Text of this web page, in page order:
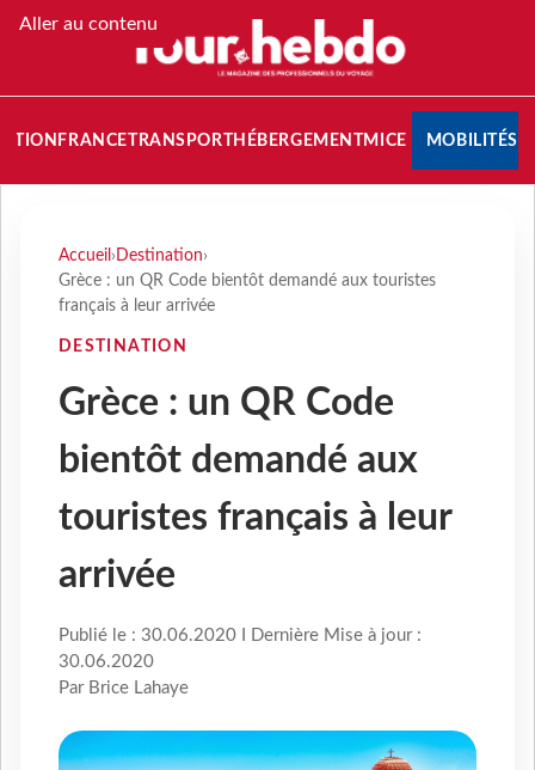
Aller au contenu
FRANCETRANSPORT HÉBERGEMENTMICE MOBILITÉS
Accueil › Destination›
Grèce : un QR Code bientôt demandé aux touristes
français à leur arrivée
DESTINATION
Grèce : un QR Code
bientôt demandé aux
touristes français à leur
arrivée
Publié le : 30.06.2020 I Dernière Mise à jour :
30.06.2020
Par Brice Lahaye